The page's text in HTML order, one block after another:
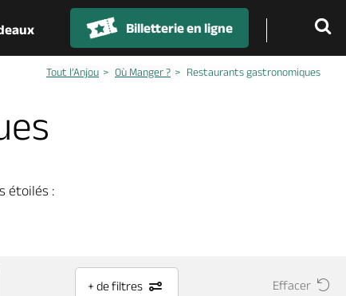
Billetterie en ligne
Tout l’Anjou Où Manger ? Restaurants gastronomiques
étoilés :
+ de filtres Effacer